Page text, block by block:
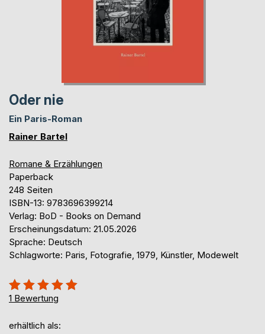
Oder nie
Ein Paris-Roman
Rainer Bartel
Romane & Erzählungen
Paperback
248 Seiten
ISBN-13: 9783696399214
Verlag: BoD - Books on Demand
Erscheinungsdatum: 21.05.2026
Sprache: Deutsch
Schlagworte: Paris, Fotografie, 1979, Künstler, Modewelt
Bewertung::
100%
1 Bewertung
erhältlich als: